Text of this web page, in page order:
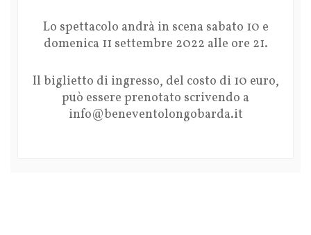
Lo spettacolo andrà in scena sabato 10 e
domenica 11 settembre 2022 alle ore 21.
Il biglietto di ingresso, del costo di 10 euro,
può essere prenotato scrivendo a
info@beneventolongobarda.it